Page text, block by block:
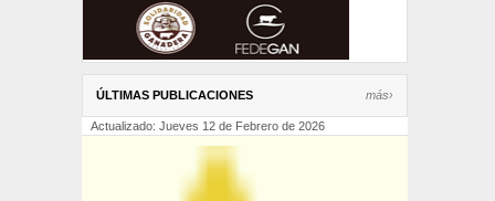
ÚLTIMAS PUBLICACIONES más›
Actualizado: Jueves 12 de Febrero de 2026